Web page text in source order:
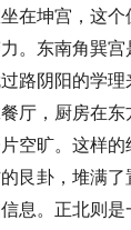
在坤宫，这个
。东南角巽宫
路阴阳的学
厅，厨房在
空旷。这样
艮卦，堆满了
息。正北则